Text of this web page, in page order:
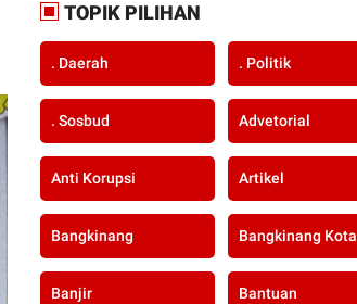
TOPIK PILIHAN
. Daerah . Politik
. Sosbud Advetorial
Anti Korupsi Artikel
Bangkinang Bangkinang Kota
Banjir Bantuan